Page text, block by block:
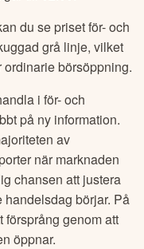
du se priset för- och
grå linje, vilket
börsöppning.
i för- och
på ny information.
av
när marknaden
chansen att justera
börjar. På
försprång genom att
öppnar.